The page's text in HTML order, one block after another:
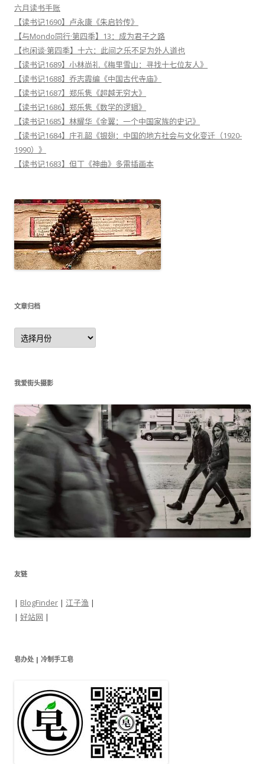
六月读书手账
【读书记1690】卢永康《朱启钤传》
【与Mondo同行·第四季】13：成为君子之路
【也闲谈·第四季】十六：此间之乐不足为外人道也
【读书记1689】小林尚礼《梅里雪山：寻找十七位友人》
【读书记1688】乔志霞编《中国古代寺庙》
【读书记1687】郑乐隽《超越无穷大》
【读书记1686】郑乐隽《数学的逻辑》
【读书记1685】林耀华《金翼：一个中国家族的史记》
【读书记1684】庄孔韶《银翅：中国的地方社会与文化变迁（1920-
1990）》
【读书记1683】但丁《神曲》多雷插画本
文章归档
文
章
归
我爱街头摄影
友链
| BlogFinder | 江子渔 |
| 好站网 |
皂办处 | 冷制手工皂